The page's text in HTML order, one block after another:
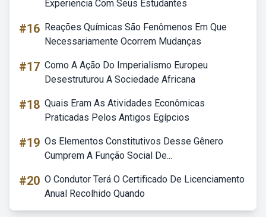
Experiencia Com Seus Estudantes
#16 Reações Químicas São Fenômenos Em Que
Necessariamente Ocorrem Mudanças
#17 Como A Ação Do Imperialismo Europeu
Desestruturou A Sociedade Africana
#18 Quais Eram As Atividades Econômicas
Praticadas Pelos Antigos Egípcios
#19 Os Elementos Constitutivos Desse Gênero
Cumprem A Função Social De...
#20 O Condutor Terá O Certificado De Licenciamento
Anual Recolhido Quando